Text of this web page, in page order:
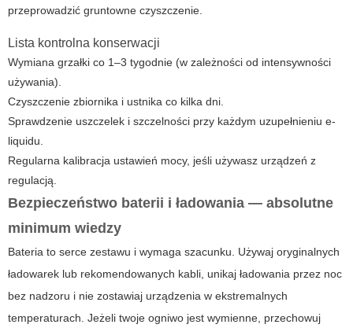
przeprowadzić gruntowne czyszczenie.
Lista kontrolna konserwacji
Wymiana grzałki co 1–3 tygodnie (w zależności od intensywności
używania).
Czyszczenie zbiornika i ustnika co kilka dni.
Sprawdzenie uszczelek i szczelności przy każdym uzupełnieniu e-
liquidu.
Regularna kalibracja ustawień mocy, jeśli używasz urządzeń z
regulacją.
Bezpieczeństwo baterii i ładowania — absolutne
minimum wiedzy
Bateria to serce zestawu i wymaga szacunku. Używaj oryginalnych
ładowarek lub rekomendowanych kabli, unikaj ładowania przez noc
bez nadzoru i nie zostawiaj urządzenia w ekstremalnych
temperaturach. Jeżeli twoje ogniwo jest wymienne, przechowuj